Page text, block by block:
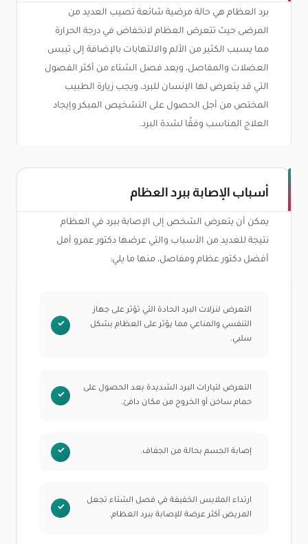
برد العظام هي حالة مرضية شائعة تصيب العديد من
المرضى حيث تتعرض العظام لانخفاض في درجة الحرارة
مما يسبب الكثير من الألم والالتهابات بالإضافة إلى تيبس
العضلات والمفاصل، ويعد فصل الشتاء من أكثر الفصول
التي قد يتعرض لها الإنسان للبرد، ويجب زيارة الطبيب
المختص من أجل الحصول على التشخيص المبكر وإيجاد
العلاج المناسب وفقًا لشدة البرد.
أسباب الإصابة ببرد العظام
يمكن أن يتعرض الشخص إلى الإصابة ببرد في العظام
نتيجة للعديد من الأسباب والتي عرضها دكتور عمرو أمل
أفضل دكتور عظام ومفاصل، منها ما يلي:
التعرض لنزلات البرد الحادة التي تؤثر على جهاز
التنفسي والمناعي مما يؤثر على العظام بشكل
سلبي.
التعرض لتيارات البرد الشديدة بعد الحصول على
حمام ساخن أو الخروج من مكان دافئ.
إصابة الجسم بحالة من الجفاف.
ارتداء الملابس الخفيفة في فصل الشتاء تجعل
المريض أكثر عرضة للإصابة ببرد العظام.